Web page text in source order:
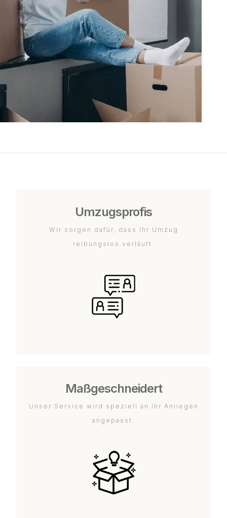
Umzugsprofis
Wir sorgen dafür, dass Ihr Umzug
reibungslos verläuft.
Maßgeschneidert
Unser Service wird speziell an Ihr Anliegen
angepasst.